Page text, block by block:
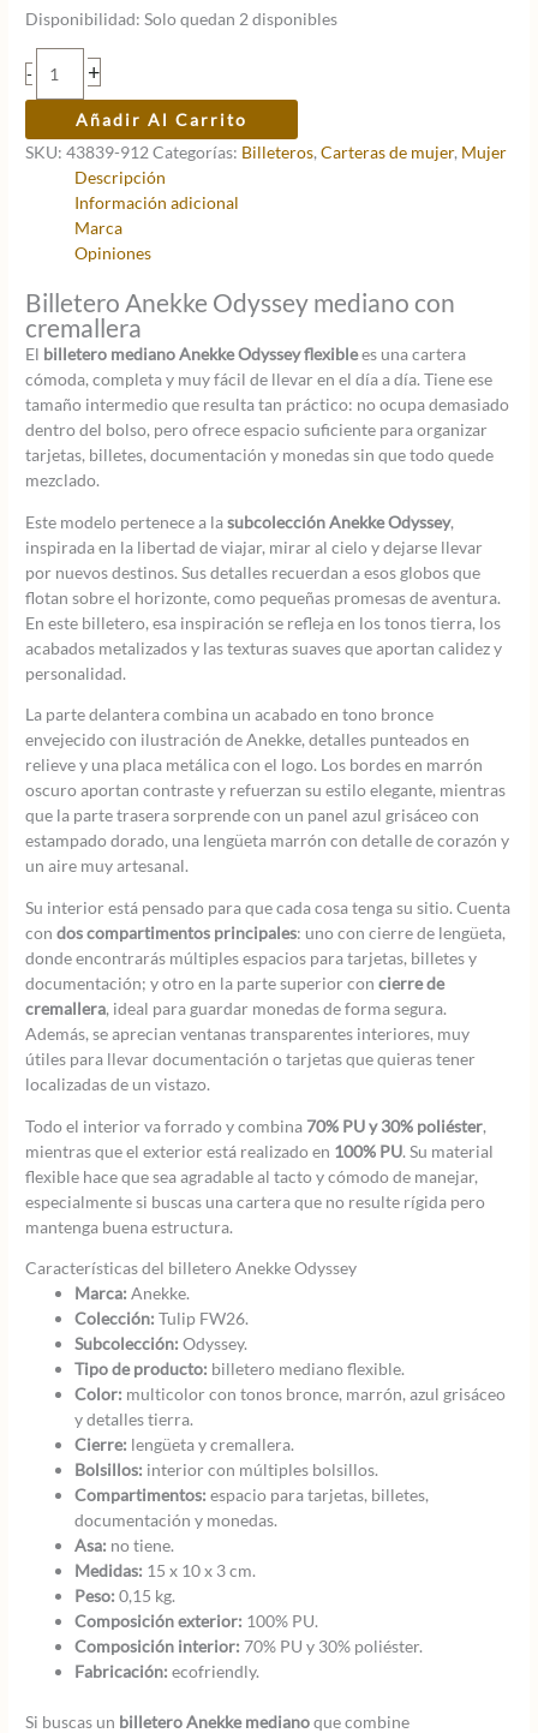
Disponibilidad: Solo quedan 2 disponibles
-
Billetero
mediano
Anekke
Odyssey
flexible
cantidad
+
Añadir Al Carrito
SKU:43839-912Categorías: Billeteros,Carteras de mujer, Mujer
Descripción
Información adicional
Marca
Opiniones
Billetero Anekke Odyssey mediano con
cremallera
El billetero mediano Anekke Odyssey flexiblees una cartera
cómoda, completa y muy fácil de llevar en el día a día. Tiene ese
tamaño intermedio que resulta tan práctico: no ocupa demasiado
dentro del bolso, pero ofrece espacio suficiente para organizar
tarjetas, billetes, documentación y monedas sin que todo quede
mezclado.
Este modelo pertenece a lasubcolección Anekke Odyssey,
inspirada en la libertad de viajar, mirar al cielo y dejarse llevar
por nuevos destinos. Sus detalles recuerdan a esos globos que
flotan sobre el horizonte, como pequeñas promesas de aventura.
En este billetero, esa inspiración se refleja en los tonos tierra, los
acabados metalizados y las texturas suaves que aportan calidez y
personalidad.
La parte delantera combina un acabado en tono bronce
envejecido con ilustración de Anekke, detalles punteados en
relieve y una placa metálica con el logo. Los bordes en marrón
oscuro aportan contraste y refuerzan su estilo elegante, mientras
que la parte trasera sorprende con un panel azul grisáceo con
estampado dorado, una lengüeta marrón con detalle de corazón y
un aire muy artesanal.
Su interior está pensado para que cada cosa tenga su sitio. Cuenta
condos compartimentos principales: uno con cierre de lengüeta,
donde encontrarás múltiples espacios para tarjetas, billetes y
documentación; y otro en la parte superior concierre de
cremallera, ideal para guardar monedas de forma segura.
Además, se aprecian ventanas transparentes interiores, muy
útiles para llevar documentación o tarjetas que quieras tener
localizadas de un vistazo.
Todo el interior va forrado y combina 70% PU y 30% poliéster,
mientras que el exterior está realizado en 100% PU. Su material
flexible hace que sea agradable al tacto y cómodo de manejar,
especialmente si buscas una cartera que no resulte rígida pero
mantenga buena estructura.
Características del billetero Anekke Odyssey
Marca: Anekke.
Colección: Tulip FW26.
Subcolección: Odyssey.
Tipo de producto: billetero mediano flexible.
Color: multicolor con tonos bronce, marrón, azul grisáceo
y detalles tierra.
Cierre: lengüeta y cremallera.
Bolsillos: interior con múltiples bolsillos.
Compartimentos: espacio para tarjetas, billetes,
documentación y monedas.
Asa: no tiene.
Medidas: 15 x 10 x 3 cm.
Peso: 0,15 kg.
Composición exterior: 100% PU.
Composición interior: 70% PU y 30% poliéster.
Fabricación: ecofriendly.
Si buscas un billetero Anekke medianoque combine